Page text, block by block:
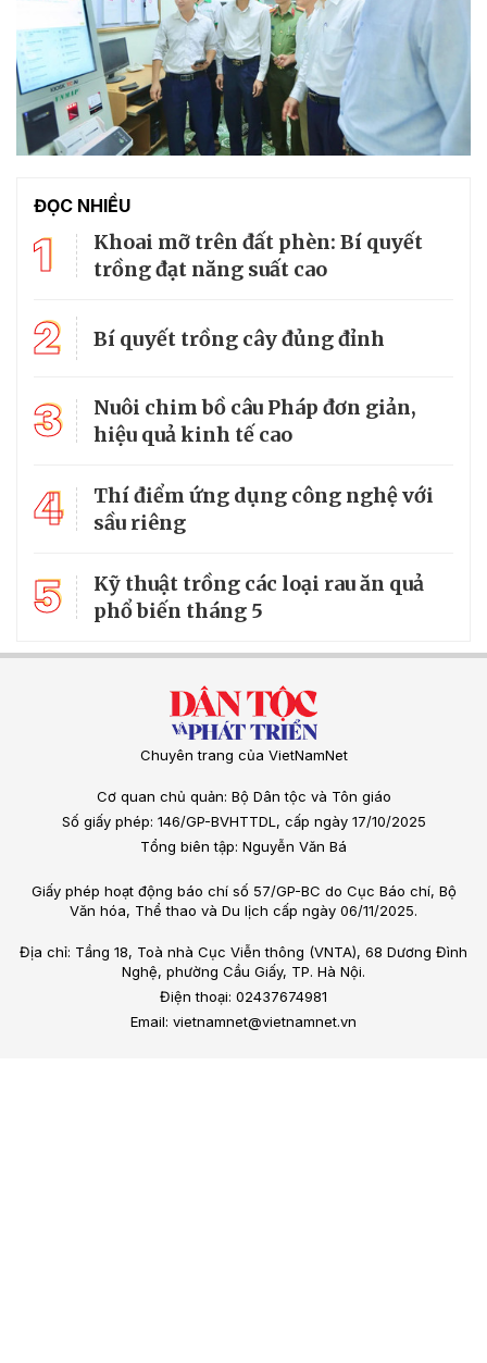
ĐỌC NHIỀU
1
Khoai mỡ trên đất phèn: Bí quyết
trồng đạt năng suất cao
2 Bí quyết trồng cây đủng đỉnh
3
Nuôi chim bồ câu Pháp đơn giản,
hiệu quả kinh tế cao
4
Thí điểm ứng dụng công nghệ với
sầu riêng
5
Kỹ thuật trồng các loại rau ăn quả
phổ biến tháng 5
Chuyên trang của VietNamNet
Cơ quan chủ quản: Bộ Dân tộc và Tôn giáo
Số giấy phép: 146/GP-BVHTTDL, cấp ngày 17/10/2025
Tổng biên tập: Nguyễn Văn Bá
Giấy phép hoạt động báo chí số 57/GP-BC do Cục Báo chí, Bộ
Văn hóa, Thể thao và Du lịch cấp ngày 06/11/2025.
Địa chỉ: Tầng 18, Toà nhà Cục Viễn thông (VNTA), 68 Dương Đình
Nghệ, phường Cầu Giấy, TP. Hà Nội.
Điện thoại: 02437674981
Email: vietnamnet@vietnamnet.vn